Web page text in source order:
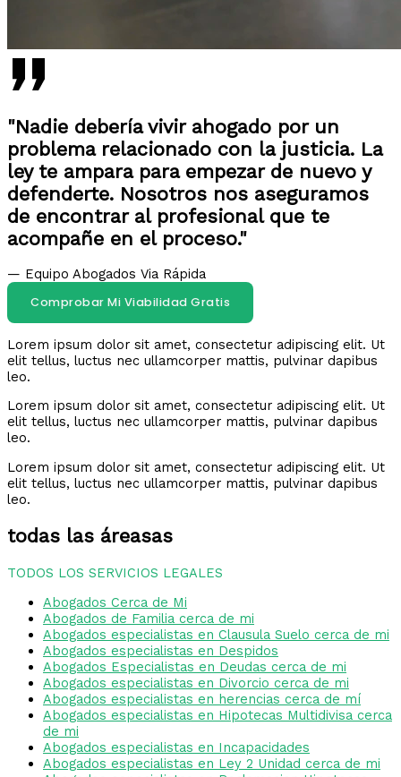
"Nadie debería vivir ahogado por un
problema relacionado con la justicia. La
ley te ampara para empezar de nuevo y
defenderte. Nosotros nos aseguramos
de encontrar al profesional que te
acompañe en el proceso."
— Equipo Abogados Via Rápida
Comprobar Mi Viabilidad Gratis
Lorem ipsum dolor sit amet, consectetur adipiscing elit. Ut
elit tellus, luctus nec ullamcorper mattis, pulvinar dapibus
leo.
Lorem ipsum dolor sit amet, consectetur adipiscing elit. Ut
elit tellus, luctus nec ullamcorper mattis, pulvinar dapibus
leo.
Lorem ipsum dolor sit amet, consectetur adipiscing elit. Ut
elit tellus, luctus nec ullamcorper mattis, pulvinar dapibus
leo.
todas las áreasas
TODOS LOS SERVICIOS LEGALES
Abogados Cerca de Mi
Abogados de Familia cerca de mi
Abogados especialistas en Clausula Suelo cerca de mi
Abogados especialistas en Despidos
Abogados Especialistas en Deudas cerca de mi
Abogados especialistas en Divorcio cerca de mi
Abogados especialistas en herencias cerca de mí
Abogados especialistas en Hipotecas Multidivisa cerca
de mi
Abogados especialistas en Incapacidades
Abogados especialistas en Ley 2 Unidad cerca de mi